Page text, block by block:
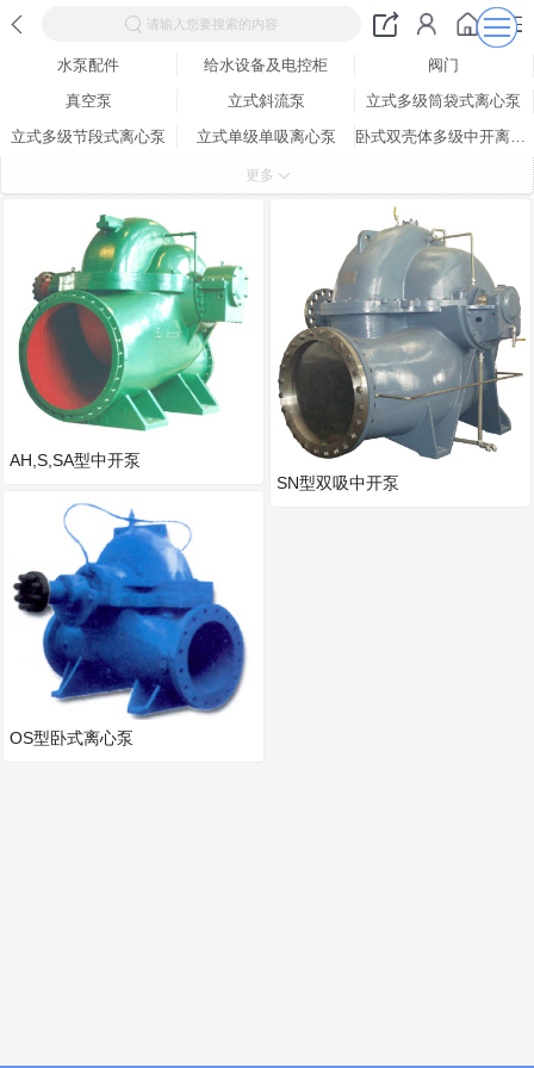
请输入您要搜索的内容
水泵配件 给水设备及电控柜
阀门
真空泵
立式斜流泵
立式多级筒袋式离心泵
立式多级节段式离心泵
立式单级单吸离心泵
卧式双壳体多级中开离心泵
卧式多级节段式离心泵
更多
AH,S,SA型中开泵
OS型卧式离心泵
SN型双吸中开泵